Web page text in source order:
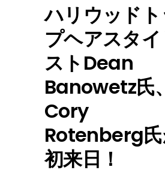
ハリウッドト
プヘアスタイ
ストDean
Banowetz氏、
Cory
Rotenberg
初来日！